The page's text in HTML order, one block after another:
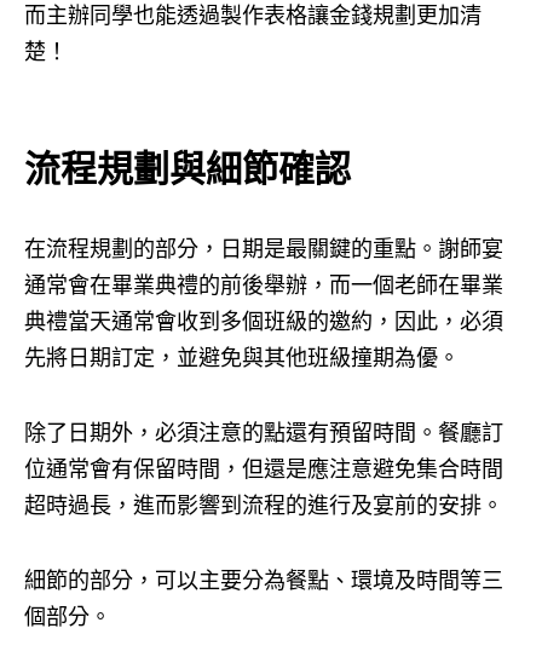
而主辦同學也能透過製作表格讓金錢規劃更加清
楚！
流程規劃與細節確認
在流程規劃的部分，日期是最關鍵的重點。謝師宴
通常會在畢業典禮的前後舉辦，而一個老師在畢業
典禮當天通常會收到多個班級的邀約，因此，必須
先將日期訂定，並避免與其他班級撞期為優。
除了日期外，必須注意的點還有預留時間。餐廳訂
位通常會有保留時間，但還是應注意避免集合時間
超時過長，進而影響到流程的進行及宴前的安排。
細節的部分，可以主要分為餐點、環境及時間等三
個部分。